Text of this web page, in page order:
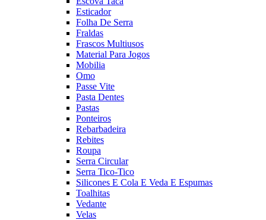
Esticador
Folha De Serra
Fraldas
Frascos Multiusos
Material Para Jogos
Mobilia
Omo
Passe Vite
Pasta Dentes
Pastas
Ponteiros
Rebarbadeira
Rebites
Roupa
Serra Circular
Serra Tico-Tico
Silicones E Cola E Veda E Espumas
Toalhitas
Vedante
Velas